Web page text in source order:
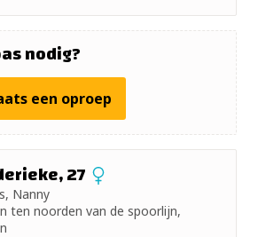
nodig?
een oproep
27
Nanny
ten noorden van de spoorlijn,